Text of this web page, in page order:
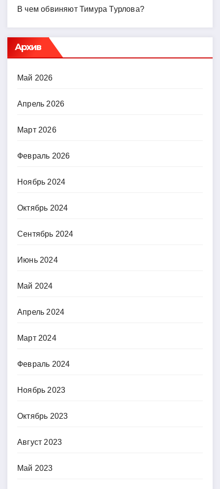
В чем обвиняют Тимура Турлова?
Архив
Май 2026
Апрель 2026
Март 2026
Февраль 2026
Ноябрь 2024
Октябрь 2024
Сентябрь 2024
Июнь 2024
Май 2024
Апрель 2024
Март 2024
Февраль 2024
Ноябрь 2023
Октябрь 2023
Август 2023
Май 2023